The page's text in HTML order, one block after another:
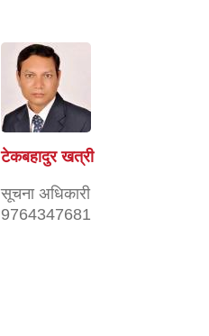
टेकबहादुर खत्री
सूचना अधिकारी
9764347681